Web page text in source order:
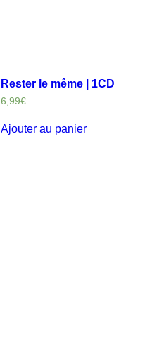
Rester le même | 1CD
6,99€
Ajouter au panier